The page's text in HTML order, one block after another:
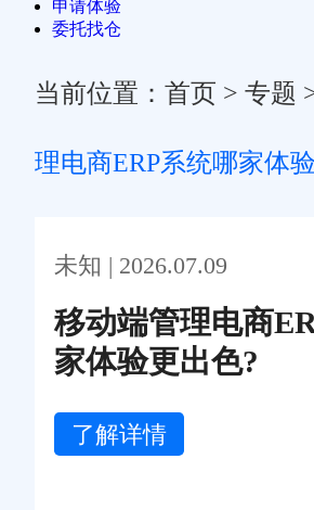
申请体验
委托找仓
当前位置： 首页 > 专题
理电商ERP系统哪家体
未知 | 2026.07.09
移动端管理电商
家体验更出色?
了解详情